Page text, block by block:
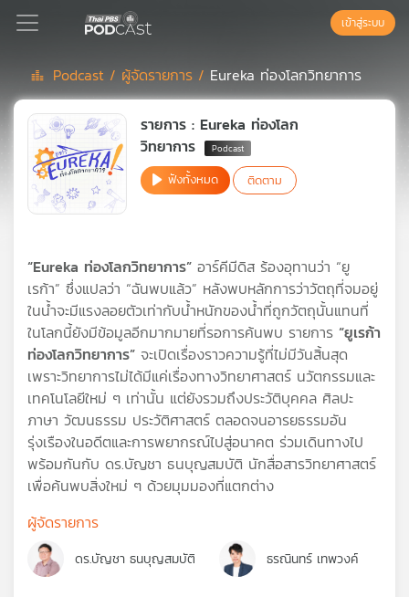
Podcast
เพล
เพล
สต์
ของ
คุณ
เพลง
บทความ
เข้าสู่ระบบ
Podcast / ผู้จัดรายการ / Eureka ท่องโลกวิทยาการ
รายการ : Eureka ท่องโลก
วิทยาการ
ฟังทั้งหมด ติดตาม
“Eureka ท่องโลกวิทยาการ” อาร์คีมีดิส ร้องอุทานว่า “ยู
เรก้า” ซึ่งแปลว่า “ฉันพบแล้ว” หลังพบหลักการว่าวัตถุที่จมอยู่
ในน้ำจะมีแรงลอยตัวเท่ากับน้ำหนักของน้ำที่ถูกวัตถุนั้นแทนที่
ในโลกนี้ยังมีข้อมูลอีกมากมายที่รอการค้นพบ รายการ “ยูเรก้า
ท่องโลกวิทยาการ” จะเปิดเรื่องราวความรู้ที่ไม่มีวันสิ้นสุด
เพราะวิทยาการไม่ได้มีแค่เรื่องทางวิทยาศาสตร์ นวัตกรรมและ
เทคโนโลยีใหม่ ๆ เท่านั้น แต่ยังรวมถึงประวัติบุคคล ศิลปะ
ภาษา วัฒนธรรม ประวัติศาสตร์ ตลอดจนอารยธรรมอัน
รุ่งเรืองในอดีตและการพยากรณ์ไปสู่อนาคต ร่วมเดินทางไป
พร้อมกันกับ ดร.บัญชา ธนบุญสมบัติ นักสื่อสารวิทยาศาสตร์
เพื่อค้นพบสิ่งใหม่ ๆ ด้วยมุมมองที่แตกต่าง
ผู้จัดรายการ
ดร.บัญชา ธนบุญสมบัติ ธรณินทร์ เทพวงค์